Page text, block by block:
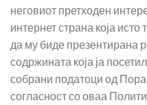
неговиот претходен
интернет страна која исто
да му биде презентирана
содржината која ја
собрани податоци од
согласност со оваа